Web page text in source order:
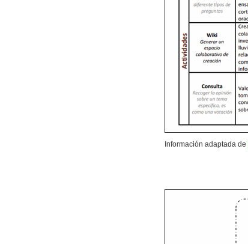
Información adaptada de